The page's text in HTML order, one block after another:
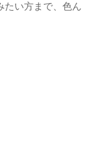
たい方まで、色ん